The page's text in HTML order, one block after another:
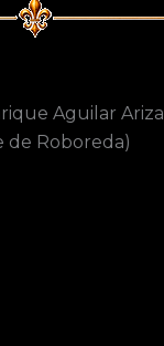
Aguilar Ariza
de Roboreda)